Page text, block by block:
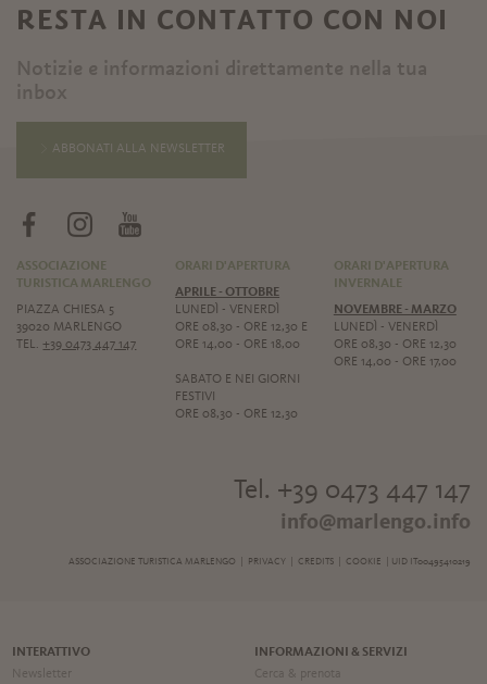
RESTA IN CONTATTO CON NOI
Notizie e informazioni direttamente nella tua
inbox
ABBONATI ALLA NEWSLETTER
ASSOCIAZIONE
TURISTICA MARLENGO
PIAZZA CHIESA 5
39020 MARLENGO
TEL.+39 0473 447 147
ORARI D'APERTURA
APRILE - OTTOBRE
LUNEDÌ - VENERDÌ
ORE 08,30 - ORE 12,30 E
ORE 14,00 - ORE 18,00
SABATO E NEI GIORNI
FESTIVI
ORE 08,30 - ORE 12,30
ORARI D'APERTURA
INVERNALE
NOVEMBRE - MARZO
LUNEDÌ - VENERDÌ
ORE 08,30 - ORE 12,30
ORE 14,00 - ORE 17,00
Tel. +39 0473 447 147
info@marlengo.info
ASSOCIAZIONE TURISTICA MARLENGO | PRIVACY| CREDITS| COOKIE | UID IT00495410219
INTERATTIVO
Newsletter
INFORMAZIONI & SERVIZI
Cerca & prenota